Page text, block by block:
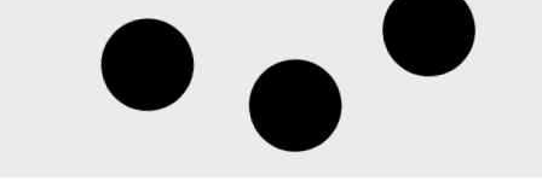
Governo Trump lança site para comercializar
tecnologias antidrone
No site divulgado pelo Departamento de Guerra dos
EUA, empresas e países poderão vender e comprar
sistemas antidrone O governo de Donald Trump lançou